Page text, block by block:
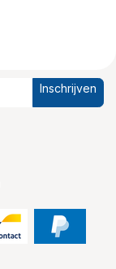
Inschrijven